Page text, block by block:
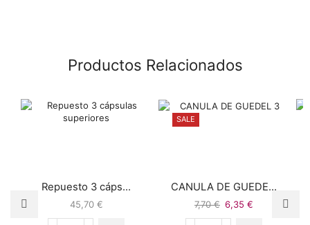
Productos Relacionados
Repuesto 3 cáps...
45,70 €
SALE
CANULA DE GUEDE...
7,70€ 6,35 €